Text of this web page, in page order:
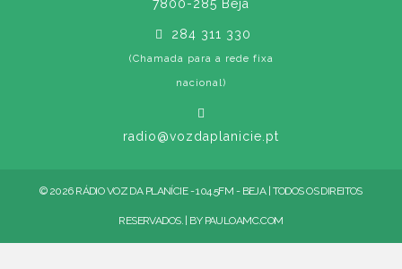
7800-285 Beja
284 311 330
(Chamada para a rede fixa
nacional)
radio@vozdaplanicie.pt
© 2026 RÁDIO VOZ DA PLANÍCIE - 104.5FM - BEJA | TODOS OS DIREITOS
RESERVADOS. | BY PAULOAMC.COM